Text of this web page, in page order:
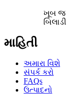
ખૂબ જ
માહિતી
અમારા વિશે
સંપર્ક કરો
FAQs
ઉત્પાદનો